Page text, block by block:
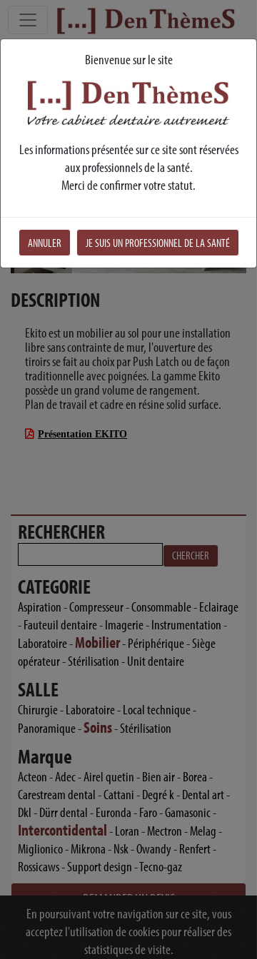
EKITO
DESCRIPTION
Ekito est un mobilier au sol pour une installation
libre sans contrainte de mur, l'ouverture des
tiroirs se fait au choix par Push Latch ou de façon
traditionnelle avec poignées. La gamme Ekito
possède un grand volume de rangement.
Plan de travail et cadre en résine solid surface.
Présentation EKITO
RECHERCHER
CHERCHER
CATEGORIE
Aspiration-Compresseur-Consommable-Eclairage
-Fauteuil dentaire-Imagerie-Instrumentation-
Laboratoire-Mobilier-Périphérique-Siège
opérateur-Stérilisation-Unit dentaire
SALLE
Chirurgie-Laboratoire-Local technique-
Panoramique-Soins-Stérilisation
Marque
Acteon-Adec-Airel quetin-Bien air-Borea-
Carestream dental-Cattani-Degré k-Dental art-
Dkl-Dürr dental-Euronda-Faro-Gamasonic-
Intercontidental-Loran-Mectron-Melag-
Miglionico-Mikrona-Nsk-Owandy-Renfert-
Rossicaws-Support design-Tecno-gaz
DEMANDER UN DEVIS
En poursuivant votre navigation sur ce site, vous
acceptez l'utilisation de cookies pour réaliser des
statistiques de visite.
Bienvenue sur le site
Les informations présentée sur ce site sont réservées
aux professionnels de la santé.
Merci de confirmer votre statut.
ANNULER JE SUIS UN PROFESSIONNEL DE LA SANTÉ